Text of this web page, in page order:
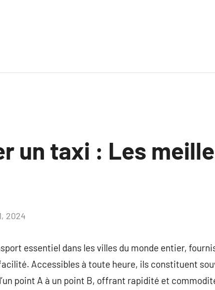
un taxi : Les
2024
essentiel dans les villes du monde entier,
Accessibles à toute heure, ils constituent
point A à un point B, offrant rapidité et